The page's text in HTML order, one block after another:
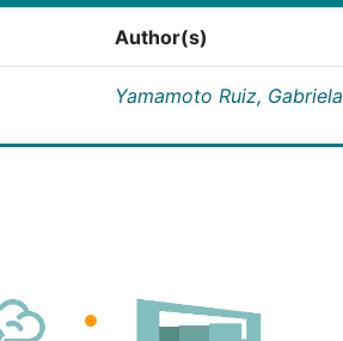
Author(s)
Yamamoto Ruiz, Gabriela